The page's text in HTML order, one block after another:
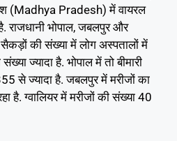
(Madhya Pradesh) में वायरल
राजधानी भोपाल, जबलपुर और
की संख्या में लोग अस्पतालों में
ज्यादा है. भोपाल में तो बीमारी
से ज्यादा है. जबलपुर में मरीजों का
ग्वालियर में मरीजों की संख्या 40